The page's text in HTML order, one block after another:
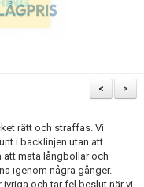
>
<
rätt och straffas. Vi
i backlinjen utan att
att mata långbollar och
igenom några gånger.
och tar fel beslut när vi